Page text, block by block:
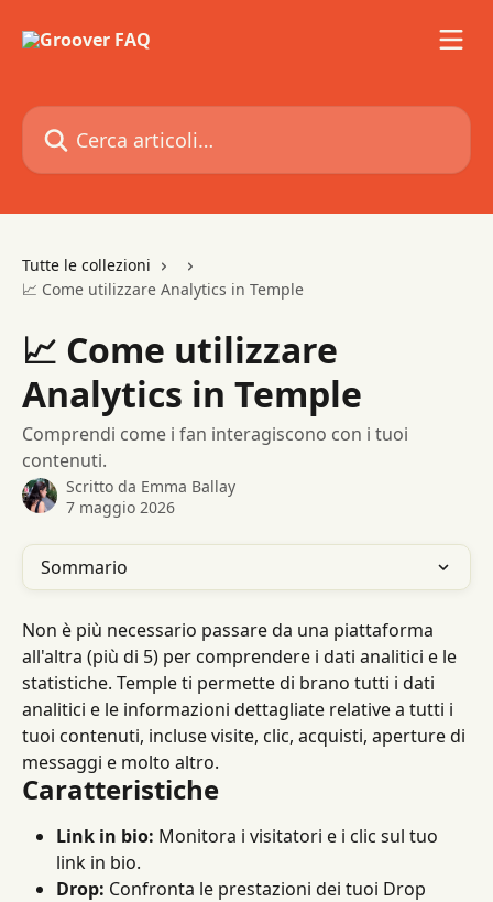
Cerca articoli…
Tutte le collezioni
📈 Come utilizzare Analytics in Temple
📈 Come utilizzare
Analytics in Temple
Comprendi come i fan interagiscono con i tuoi
contenuti.
Scritto da Emma Ballay
7 maggio 2026
Sommario
Non è più necessario passare da una piattaforma
all'altra (più di 5) per comprendere i dati analitici e le
statistiche. Temple ti permette di brano tutti i dati
analitici e le informazioni dettagliate relative a tutti i
tuoi contenuti, incluse visite, clic, acquisti, aperture di
messaggi e molto altro.
Caratteristiche
Link in bio: Monitora i visitatori e i clic sul tuo
link in bio.
Drop: Confronta le prestazioni dei tuoi Drop